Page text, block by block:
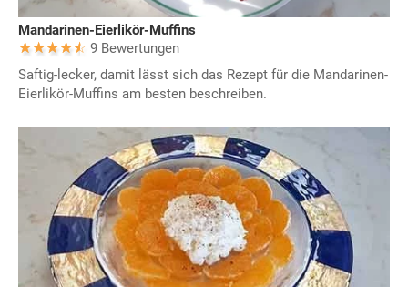
Mandarinen-Eierlikör-Muffins
9 Bewertungen
Saftig-lecker, damit lässt sich das Rezept für die Mandarinen-
Eierlikör-Muffins am besten beschreiben.